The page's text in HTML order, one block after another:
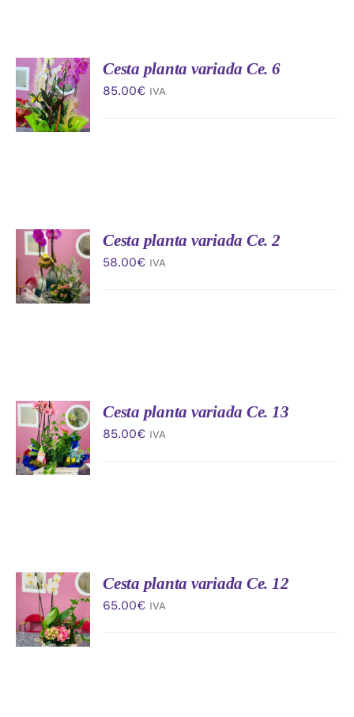
AÑADIR
AL
CARRITO
/
DETALLES
Cesta planta variada Ce. 6
85.00€ IVA
AÑADIR
AL
CARRITO
/
DETALLES
Cesta planta variada Ce. 2
58.00€ IVA
AÑADIR
AL
CARRITO
/
DETALLES
Cesta planta variada Ce. 13
85.00€ IVA
AÑADIR
AL
CARRITO
/
DETALLES
Cesta planta variada Ce. 12
65.00€ IVA